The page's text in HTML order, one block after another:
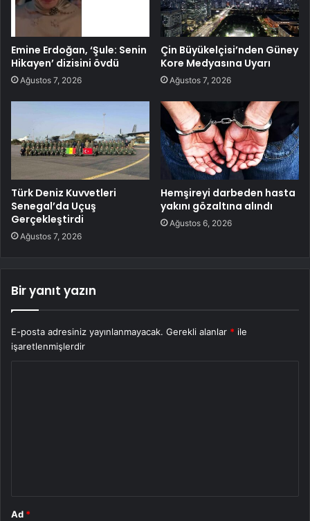
Emine Erdoğan, ‘Şule: Senin
Hikayen’ dizisini övdü
Ağustos 7, 2026
Çin Büyükelçisi’nden Güney
Kore Medyasına Uyarı
Ağustos 7, 2026
Türk Deniz Kuvvetleri
Senegal’da Uçuş
Gerçekleştirdi
Ağustos 7, 2026
Hemşireyi darbeden hasta
yakını gözaltına alındı
Ağustos 6, 2026
Bir yanıt yazın
E-posta adresiniz yayınlanmayacak. Gerekli alanlar * ile
işaretlenmişlerdir
Ad *